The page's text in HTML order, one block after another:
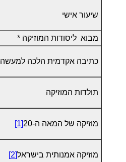
שיעור אישי
מבוא ליסודות המוזיקה *
כתיבה אקדמית הלכה למעשה
תולדות המוזיקה
מוזיקה של המאה ה-20 [1]
מוזיקה אמנותית בישראל[2]